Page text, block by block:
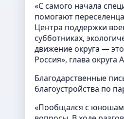
«С самого начала
помогают
Центра поддержки
субботниках,
движение округа —
Россия», глава округа
Благодарственные
благоустройства по
«Пообщался с